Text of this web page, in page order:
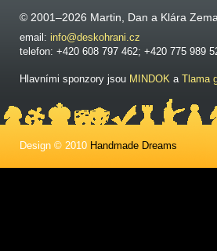
© 2001–2026 Martin, Dan a Klára
email: info@deskohrani.cz
telefon: +420 608 797 462; +420 775 989
Hlavními sponzory jsou MINDOK a Tlama
Design © 2010 Handmade Dreams